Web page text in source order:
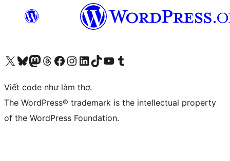
Truy cập tài khoản X (trước đây là Twitter) của chúng tôiVisit our Bluesky account
Visit our Mastodon account
Visit our Threads account
Xem trang Facebook của chúng tôiTruy cập tài khoản Instagram của chúng tôiTruy cập tài khoản LinkedIn của chúng tôiVisit our TikTok account
Truy cập kênh YouTube của chúng tôi Visit our Tumblr account
Viết code như làm thơ.
The WordPress® trademark is the intellectual property
of the WordPress Foundation.